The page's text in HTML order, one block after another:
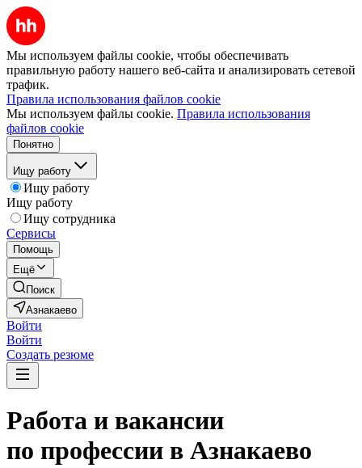
Мы используем файлы cookie, чтобы обеспечивать
правильную работу нашего веб-сайта и анализировать сетевой
трафик.
Правила использования файлов cookie
Мы используем файлы cookie. Правила использования
файлов cookie
Понятно
Ищу работу
Ищу работу
Ищу работу
Ищу сотрудника
Сервисы
Помощь
Ещё
Поиск
Азнакаево
Войти
Войти
Создать резюме
Работа и вакансии
по профессии в Азнакаево